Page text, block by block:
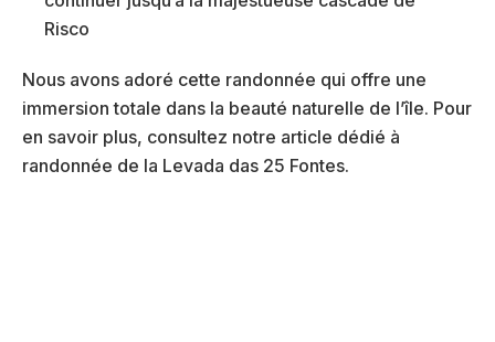
Risco
Nous avons adoré cette randonnée qui offre une
immersion totale dans la beauté naturelle de l’île. Pour
en savoir plus, consultez notre article dédié à
randonnée de la Levada das 25 Fontes.